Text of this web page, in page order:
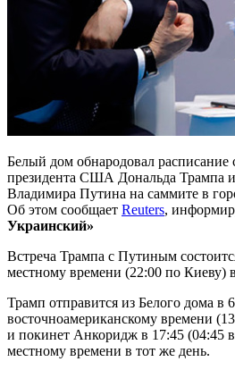
Белый дом обнародовал расписание
президента США Дональда Трампа и
Владимира Путина на саммите в
Об этом сообщает Reuters,
Украинский»
Встреча Трампа с Путиным
местному времени (22:00 по Киеву)
Трамп отправится из Белого дома в
восточноамериканскому времени
и покинет Анкоридж в 17:45 (04:45
местному времени в тот же день.